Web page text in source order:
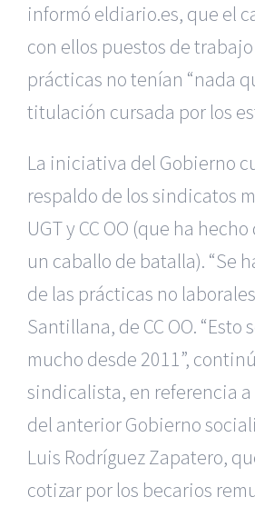
informó eldiario.es, que el
con ellos puestos de
prácticas no tenían “nada
titulación cursada por los
La iniciativa del Gobierno
respaldo de los sindicatos
UGT y CC OO (que ha
un caballo de batalla). “Se
de las prácticas no
Santillana, de CC OO. “Esto
mucho desde 2011”,
sindicalista, en referencia
del anterior Gobierno
Luis Rodríguez Zapatero,
cotizar por los becarios